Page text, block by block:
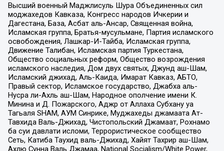
Высший военный Маджлисуль Шура Объединенных сил
моджахедов Кавказа, Конгресс народов Ичкерии и
Дагестана, База, Асбат аль-Ансар, Священная война,
Исламская группа, Братья-мусульмане, Партия исламского
освобождения, Лашкар-И-Тайба, Исламская группа,
Движение Талибан, Исламская партия Туркестана,
Общество социальных реформ, Общество возрождения
исламского наследия, Дом двух святых, Джунд аш-Шам,
Исламский джихад, Аль-Каида, Имарат Кавказ, АБТО,
Правый сектор, Исламское государство, Джабха аль-
Нусра ли-Ахль аш-Шам, Народное ополчение имени К.
Минина и Д. Пожарского, Аджр от Аллаха Субхану уа
Тагьаля SHAM, АУМ Синрике, Муджахеды джамаата Ат-
Тавхида Валь-Джихад, Чистопольский Джамаат, Рохнамо
ба суи давлати исломи, Террористическое сообщество
Сеть, Катиба Таухид валь-Джихад, Хайят Тахрир аш-Шам,
Ахлю Сунна Валь Джамаа, National Socialism/White Power,